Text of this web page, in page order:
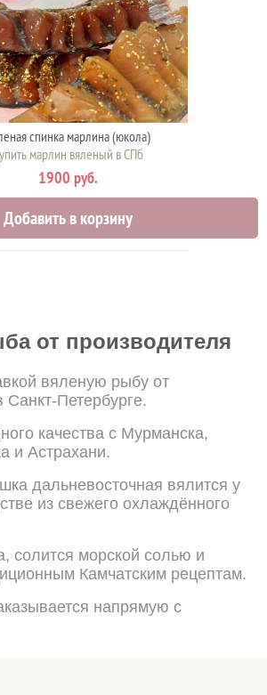
спинка марлина (юкола)
марлин вяленый в СПб
1900 руб.
Добавить в корзину
от производителя
вяленую рыбу от
Санкт-Петербурге.
качества с Мурманска,
и Астрахани.
дальневосточная вялится у
из свежего охлаждённого
солится морской солью и
Камчатским рецептам.
напрямую с